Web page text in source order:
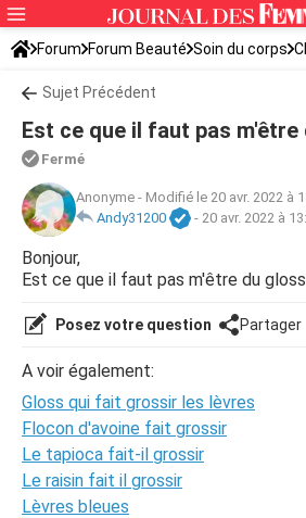
Forum Forum Beauté Soin du corps
Sujet Précédent
Est ce que il faut pas m'être
Fermé
Anonyme - Modifié le 20 avr. 2022 à
Andy31200
- 20 avr. 2022 à
Bonjour,
Est ce que il faut pas m'être du gloss
Posez votre question Partager
A voir également:
Gloss qui fait grossir les lèvres
Flocon d'avoine fait grossir
Le tapioca fait-il grossir
Le raisin fait il grossir
Lèvres bleues